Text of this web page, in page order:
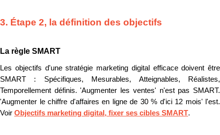
3. Étape 2, la définition des objectifs
La règle SMART
Les objectifs d'une stratégie marketing digital efficace doivent être
SMART : Spécifiques, Mesurables, Atteignables, Réalistes,
Temporellement définis. 'Augmenter les ventes' n'est pas SMART.
'Augmenter le chiffre d'affaires en ligne de 30 % d'ici 12 mois' l'est.
Voir Objectifs marketing digital, fixer ses cibles SMART.